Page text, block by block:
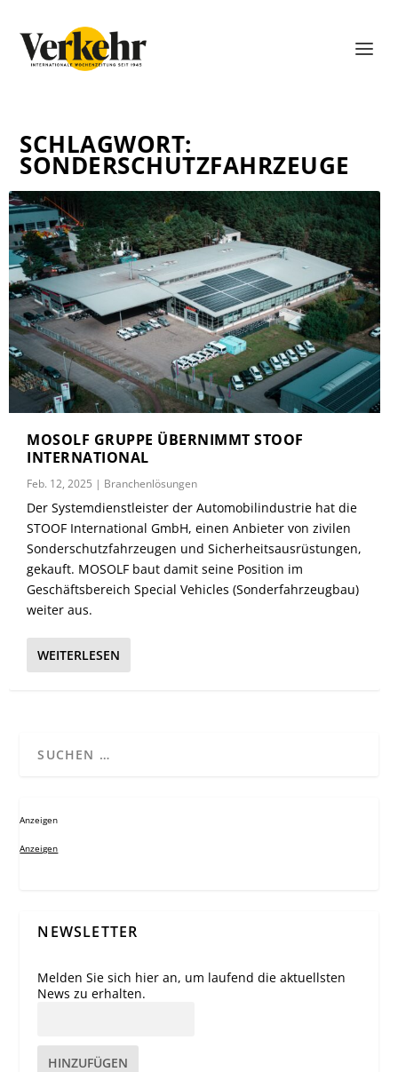
SCHLAGWORT:
SONDERSCHUTZFAHRZEUGE
MOSOLF GRUPPE ÜBERNIMMT STOOF
INTERNATIONAL
Feb. 12, 2025 | Branchenlösungen
Der Systemdienstleister der Automobilindustrie hat die
STOOF International GmbH, einen Anbieter von zivilen
Sonderschutzfahrzeugen und Sicherheitsausrüstungen,
gekauft. MOSOLF baut damit seine Position im
Geschäftsbereich Special Vehicles (Sonderfahrzeugbau)
weiter aus.
WEITERLESEN
Anzeigen
Anzeigen
NEWSLETTER
Melden Sie sich hier an, um laufend die aktuellsten
News zu erhalten.
HINZUFÜGEN